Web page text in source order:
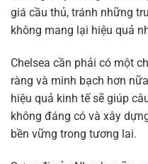
giá cầu thủ, tránh những
không mang lại hiệu quả
Chelsea cần phải có một
ràng và minh bạch hơn
hiệu quả kinh tế sẽ giúp
không đáng có và xây
bền vững trong tương lai.